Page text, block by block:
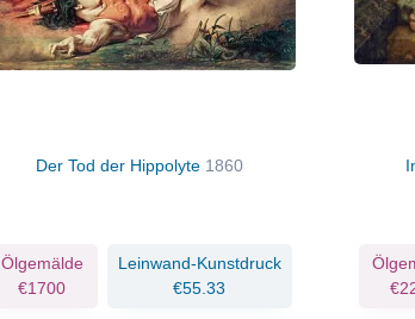
Der Tod der Hippolyte 1860
Ölgemälde
€1700
Leinwand-Kunstdruck
€55.33